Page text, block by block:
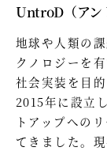
UntroD（アン
地球や人類の
クノロジーを
社会実装を目
2015年に設立
トアップへの
てきました。